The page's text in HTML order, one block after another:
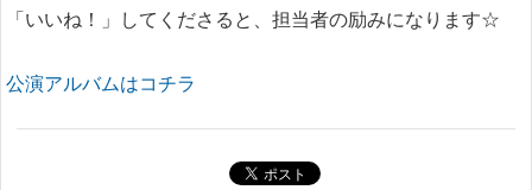
「いいね！」してくださると、担当者の励みになります☆
公演アルバムはコチラ